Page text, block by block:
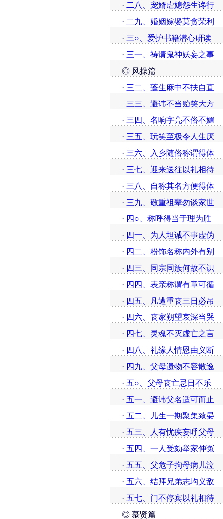
· 二八、宠婿虐媳怨生谗行
· 二九、婚姻嫁娶莫贪荣利
· 三○、爱护书籍潜心研读
· 三一、祷请鬼神妖妄之事
◎ 风操篇
· 三二、蓬生麻中不扶自直
· 三三、避讳不当贻笑大方
· 三四、名响字亮不俗不媚
· 三五、玩笑至极令人生厌
· 三六、入乡随俗称谓得体
· 三七、迎来送往以礼相待
· 三八、自称其名方便得体
· 三九、敬重祖辈勿谈家世
· 四○、称呼得当于理为胜
· 四一、为人坦诚不事虚伪
· 四二、粉饰名称内外有别
· 四三、同宗同族何故不识
· 四四、表亲称谓有章可循
· 四五、凡遭重丧三日必吊
· 四六、丧家朔望哀深当哭
· 四七、灵魂不灭虚亡之言
· 四八、礼缘人情恩由义断
· 四九、父母遗物不容散逸
· 五○、父母丧亡忌日不乐
· 五一、避讳父名适可而止
· 五二、儿生一期聚集致晏
· 五三、人有忧疾妄呼父母
· 五四、一人受劾举家伸冤
· 五五、父危子拘母病儿泣
· 五六、结拜兄弟志均义敌
· 五七、门不停宾以礼相待
◎ 慕贤篇